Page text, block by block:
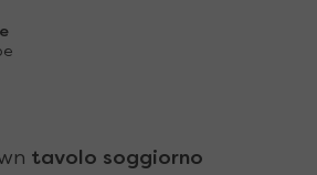
tavolo soggiorno